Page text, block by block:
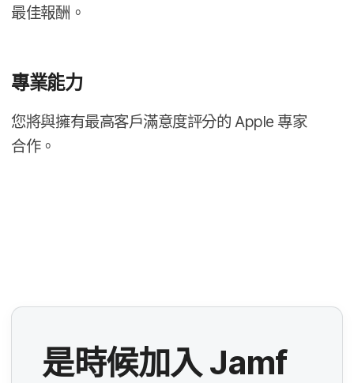
最佳​報酬。
專業​能力
您​將​與​擁有​最​高客戶​滿意度​評分​的 Apple 專家​
合作。
是​時候​加入 Jamf